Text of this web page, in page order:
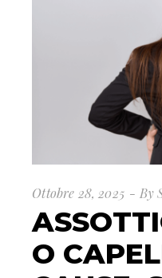
Ottobre 28, 2025 By
O